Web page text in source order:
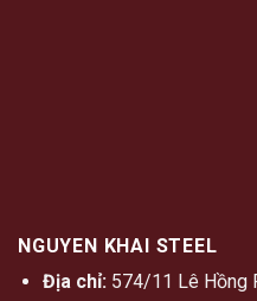
NGUYEN KHAI STEEL
Địa chỉ:574/11 Lê Hồng